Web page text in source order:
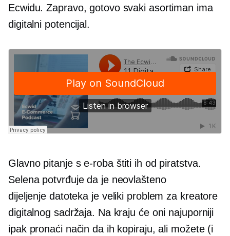
Ecwidu. Zapravo, gotovo svaki asortiman ima
digitalni potencijal.
Glavno pitanje se-robaštiti ih od piratstva.
Selena potvrđuje da je neovlašteno
dijeljenje datoteka je veliki problem za kreatore
digitalnog sadržaja. Na kraju će oni najuporniji
ipak pronaći način da ih kopiraju, ali možete (i